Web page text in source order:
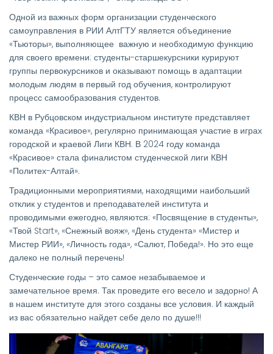
Одной из важных форм организации студенческого
самоуправления в РИИ АлтГТУ является объединение
«Тьюторы», выполняющее важную и необходимую функцию
для своего времени: студенты-старшекурсники курируют
группы первокурсников и оказывают помощь в адаптации
молодым людям в первый год обучения, контролируют
процесс самообразования студентов.
КВН в Рубцовском индустриальном институте представляет
команда «Красивое», регулярно принимающая участие в играх
городской и краевой Лиги КВН. В 2024 году команда
«Красивое» стала финалистом студенческой лиги КВН
«Политех-Алтай».
Традиционными мероприятиями, находящими наибольший
отклик у студентов и преподавателей института и
проводимыми ежегодно, являются: «Посвящение в студенты»,
«Твой Start», «Снежный вояж», «День студента» «Мистер и
Мистер РИИ», «Личность года», «Салют, Победа!». Но это еще
далеко не полный перечень!
Студенческие годы – это самое незабываемое и
замечательное время. Так проведите его весело и задорно! А
в нашем институте для этого созданы все условия. И каждый
из вас обязательно найдет себе дело по душе!!!